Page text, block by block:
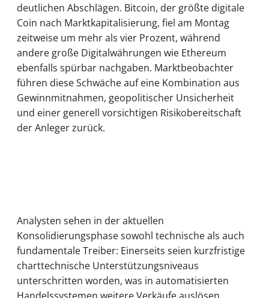
deutlichen Abschlägen. Bitcoin, der größte digitale
Coin nach Marktkapitalisierung, fiel am Montag
zeitweise um mehr als vier Prozent, während
andere große Digitalwährungen wie Ethereum
ebenfalls spürbar nachgaben. Marktbeobachter
führen diese Schwäche auf eine Kombination aus
Gewinnmitnahmen, geopolitischer Unsicherheit
und einer generell vorsichtigen Risikobereitschaft
der Anleger zurück.
Analysten sehen in der aktuellen
Konsolidierungsphase sowohl technische als auch
fundamentale Treiber: Einerseits seien kurzfristige
charttechnische Unterstützungsniveaus
unterschritten worden, was in automatisierten